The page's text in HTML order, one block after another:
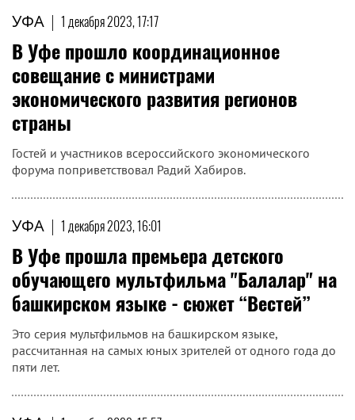
УФА | 1 декабря 2023, 17:17
В Уфе прошло координационное
совещание с министрами
экономического развития регионов
страны
Гостей и участников всероссийского экономического
форума поприветствовал Радий Хабиров.
УФА | 1 декабря 2023, 16:01
В Уфе прошла премьера детского
обучающего мультфильма "Балалар" на
башкирском языке - сюжет “Вестей”
Это серия мультфильмов на башкирском языке,
рассчитанная на самых юных зрителей от одного года до
пяти лет.